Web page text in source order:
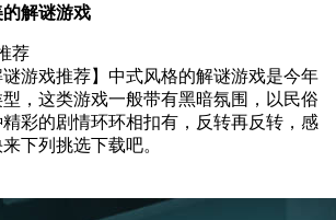
解谜游戏
荐
谜游戏推荐】中式风格的解谜游戏是今年
，这类游戏一般带有黑暗氛围，以民俗
彩的剧情环环相扣有，反转再反转，感
下列挑选下载吧。